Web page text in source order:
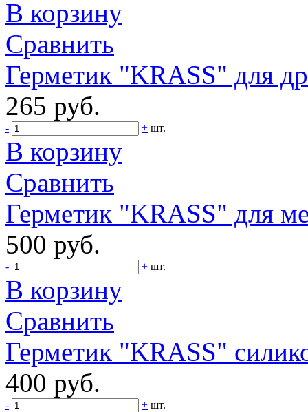
В корзину
Сравнить
Герметик "KRASS" для
265 руб.
- + шт.
В корзину
Сравнить
Герметик "KRASS" для
500 руб.
- + шт.
В корзину
Сравнить
Герметик "KRASS"
400 руб.
- + шт.